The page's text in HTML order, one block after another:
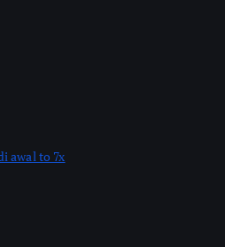
awal to 7x